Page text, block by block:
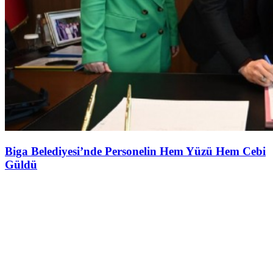
Biga Belediyesi’nde Personelin Hem Yüzü Hem Cebi
Güldü